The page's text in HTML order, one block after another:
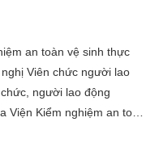
an toàn vệ sinh thực
Viên chức người lao
người lao động
Kiểm nghiệm an toàn